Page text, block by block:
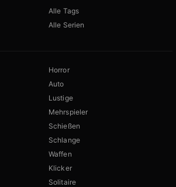
Alle Tags
Alle Serien
Horror
Auto
Lustige
Mehrspieler
Schießen
Schlange
Waffen
Klicker
Solitaire